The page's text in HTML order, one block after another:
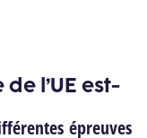
l’UE est-
épreuves